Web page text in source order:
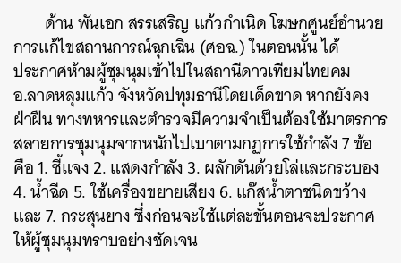
ด้าน พันเอก สรรเสริญ แก้วกำเนิด โฆษกศูนย์อำนวย
การแก้ไขสถานการณ์ฉุกเฉิน (ศอฉ.) ในตอนนั้น ได้
ประกาศห้ามผู้ชุมนุมเข้าไปในสถานีดาวเทียมไทยคม
อ.ลาดหลุมแก้ว จังหวัดปทุมธานีโดยเด็ดขาด หากยังคง
ฝ่าฝืน ทางทหารและตำรวจมีความจำเป็นต้องใช้มาตรการ
สลายการชุมนุมจากหนักไปเบาตามกฏการใช้กำลัง 7 ข้อ
คือ 1. ชี้แจง 2. แสดงกำลัง 3. ผลักดันด้วยโล่และกระบอง
4. น้ำฉีด 5. ใช้เครื่องขยายเสียง 6. แก๊สน้ำตาชนิดขว้าง
และ 7. กระสุนยาง ซึ่งก่อนจะใช้แต่ละขั้นตอนจะประกาศ
ให้ผู้ชุมนุมทราบอย่างชัดเจน